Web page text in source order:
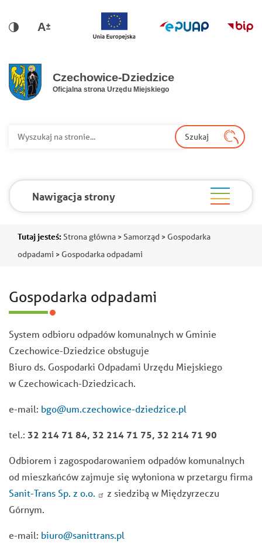
Przejdź do głównej nawigacji
Przejdź do mapy portalu
Wersja kontrastowa
Wersja dla niedowidzących
Szukaj
Nawigacja strony
Ścieżka
nawigacyjna
Tutaj jesteś: Strona główna Samorząd
Gospodarka
odpadami
Gospodarka odpadami
Gospodarka odpadami
System odbioru odpadów komunalnych w Gminie
Czechowice-Dziedzice obsługuje
Biuro ds. Gospodarki Odpadami Urzędu Miejskiego
w Czechowicach-Dziedzicach.
e-mail: bgo@um.czechowice-dziedzice.pl
tel.: 32 214 71 84, 32 214 71 75, 32 214 71 90
Odbiorem i zagospodarowaniem odpadów komunalnych
od mieszkańców zajmuje się wyłoniona w przetargu firma
Sanit-Trans Sp. z o.o.
z siedzibą w Międzyrzeczu
Górnym.
e-mail: biuro@sanittrans.pl